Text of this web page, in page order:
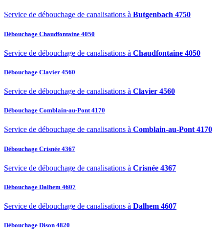
Service de débouchage de canalisations à Butgenbach 4750
Débouchage Chaudfontaine 4050
Service de débouchage de canalisations à Chaudfontaine 4050
Débouchage Clavier 4560
Service de débouchage de canalisations à Clavier 4560
Débouchage Comblain-au-Pont 4170
Service de débouchage de canalisations à Comblain-au-Pont 4170
Débouchage Crisnée 4367
Service de débouchage de canalisations à Crisnée 4367
Débouchage Dalhem 4607
Service de débouchage de canalisations à Dalhem 4607
Débouchage Dison 4820